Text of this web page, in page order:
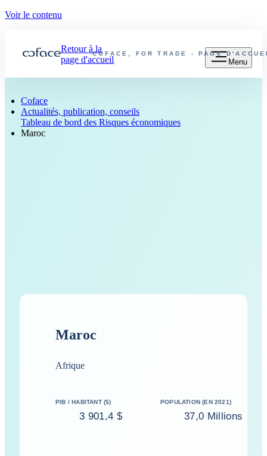
Voir le contenu
COFACE, FOR TRADE - PAGE
Retour à la
page d'accueil
Menu
Coface
Actualités, publication, conseils
Tableau de bord des Risques économiques
Maroc
Maroc
Afrique
PIB / HABITANT ($)
3 901,4 $
POPULATION (EN 2021)
37,0 Millions